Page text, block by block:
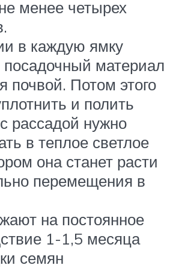
менее четырех
в каждую ямку
материал
почвой. Потом этого
и полить
рассадой нужно
в теплое светлое
она станет расти
перемещения в
на постоянное
1-1,5 месяца
семян